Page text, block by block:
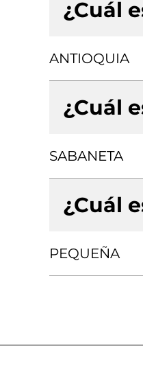
¿Cuál
ANTIOQUIA
¿Cuál
SABANETA
¿Cuál
PEQUEÑA